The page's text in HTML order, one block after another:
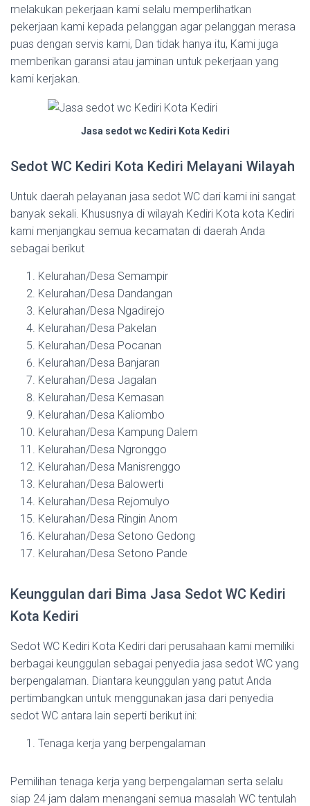
melakukan pekerjaan kami selalu memperlihatkan
pekerjaan kami kepada pelanggan agar pelanggan merasa
puas dengan servis kami, Dan tidak hanya itu, Kami juga
memberikan garansi atau jaminan untuk pekerjaan yang
kami kerjakan.
Jasa sedot wc Kediri Kota Kediri
Sedot WC Kediri Kota Kediri Melayani Wilayah
Untuk daerah pelayanan jasa sedot WC dari kami ini sangat
banyak sekali. Khususnya di wilayah Kediri Kota kota Kediri
kami menjangkau semua kecamatan di daerah Anda
sebagai berikut
Kelurahan/Desa Semampir
Kelurahan/Desa Dandangan
Kelurahan/Desa Ngadirejo
Kelurahan/Desa Pakelan
Kelurahan/Desa Pocanan
Kelurahan/Desa Banjaran
Kelurahan/Desa Jagalan
Kelurahan/Desa Kemasan
Kelurahan/Desa Kaliombo
Kelurahan/Desa Kampung Dalem
Kelurahan/Desa Ngronggo
Kelurahan/Desa Manisrenggo
Kelurahan/Desa Balowerti
Kelurahan/Desa Rejomulyo
Kelurahan/Desa Ringin Anom
Kelurahan/Desa Setono Gedong
Kelurahan/Desa Setono Pande
Keunggulan dari Bima Jasa Sedot WC Kediri
Kota Kediri
Sedot WC Kediri Kota Kediri dari perusahaan kami memiliki
berbagai keunggulan sebagai penyedia jasa sedot WC yang
berpengalaman. Diantara keunggulan yang patut Anda
pertimbangkan untuk menggunakan jasa dari penyedia
sedot WC antara lain seperti berikut ini:
Tenaga kerja yang berpengalaman
Pemilihan tenaga kerja yang berpengalaman serta selalu
siap 24 jam dalam menangani semua masalah WC tentulah